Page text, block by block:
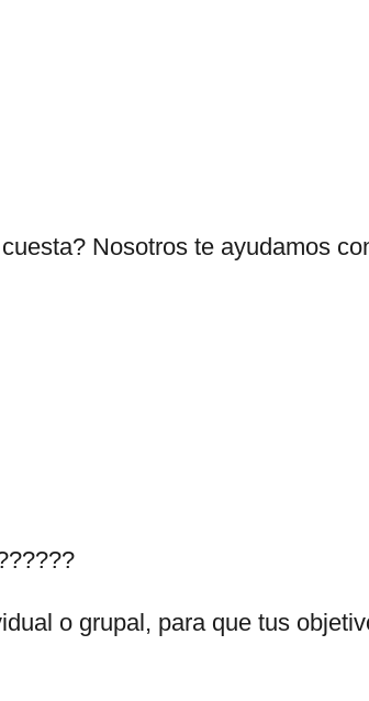
Nosotros te ayudamos
o grupal, para que tus